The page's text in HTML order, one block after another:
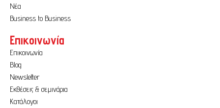
Νέα
Business to Business
Επικοινωνία
Επικοινωνία
Blog
Newsletter
Εκθέσεις & σεμινάρια
Κατάλογοι